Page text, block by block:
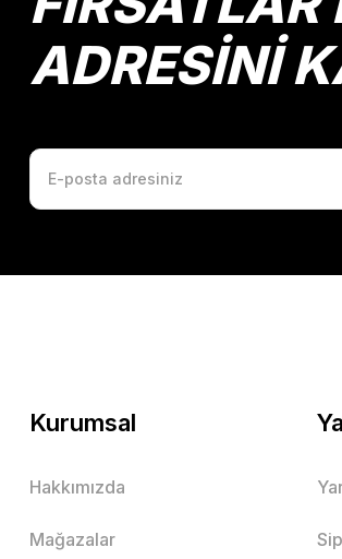
ADRESİNİ
Kurumsal
Hakkımızda
Mağazalar